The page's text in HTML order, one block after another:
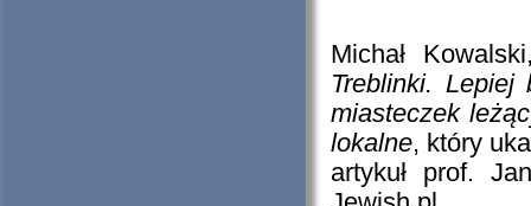
Michał
Treblinki. Lepiej
miasteczek
lokalne, który
artykuł prof.